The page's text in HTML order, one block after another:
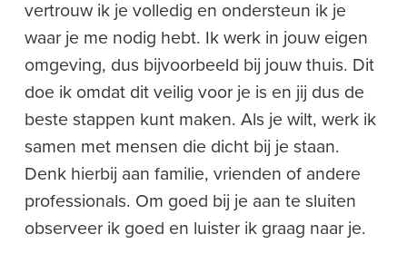
vertrouw ik je volledig en ondersteun ik je
waar je me nodig hebt. Ik werk in jouw eigen
omgeving, dus bijvoorbeeld bij jouw thuis. Dit
doe ik omdat dit veilig voor je is en jij dus de
beste stappen kunt maken. Als je wilt, werk ik
samen met mensen die dicht bij je staan.
Denk hierbij aan familie, vrienden of andere
professionals. Om goed bij je aan te sluiten
observeer ik goed en luister ik graag naar je.